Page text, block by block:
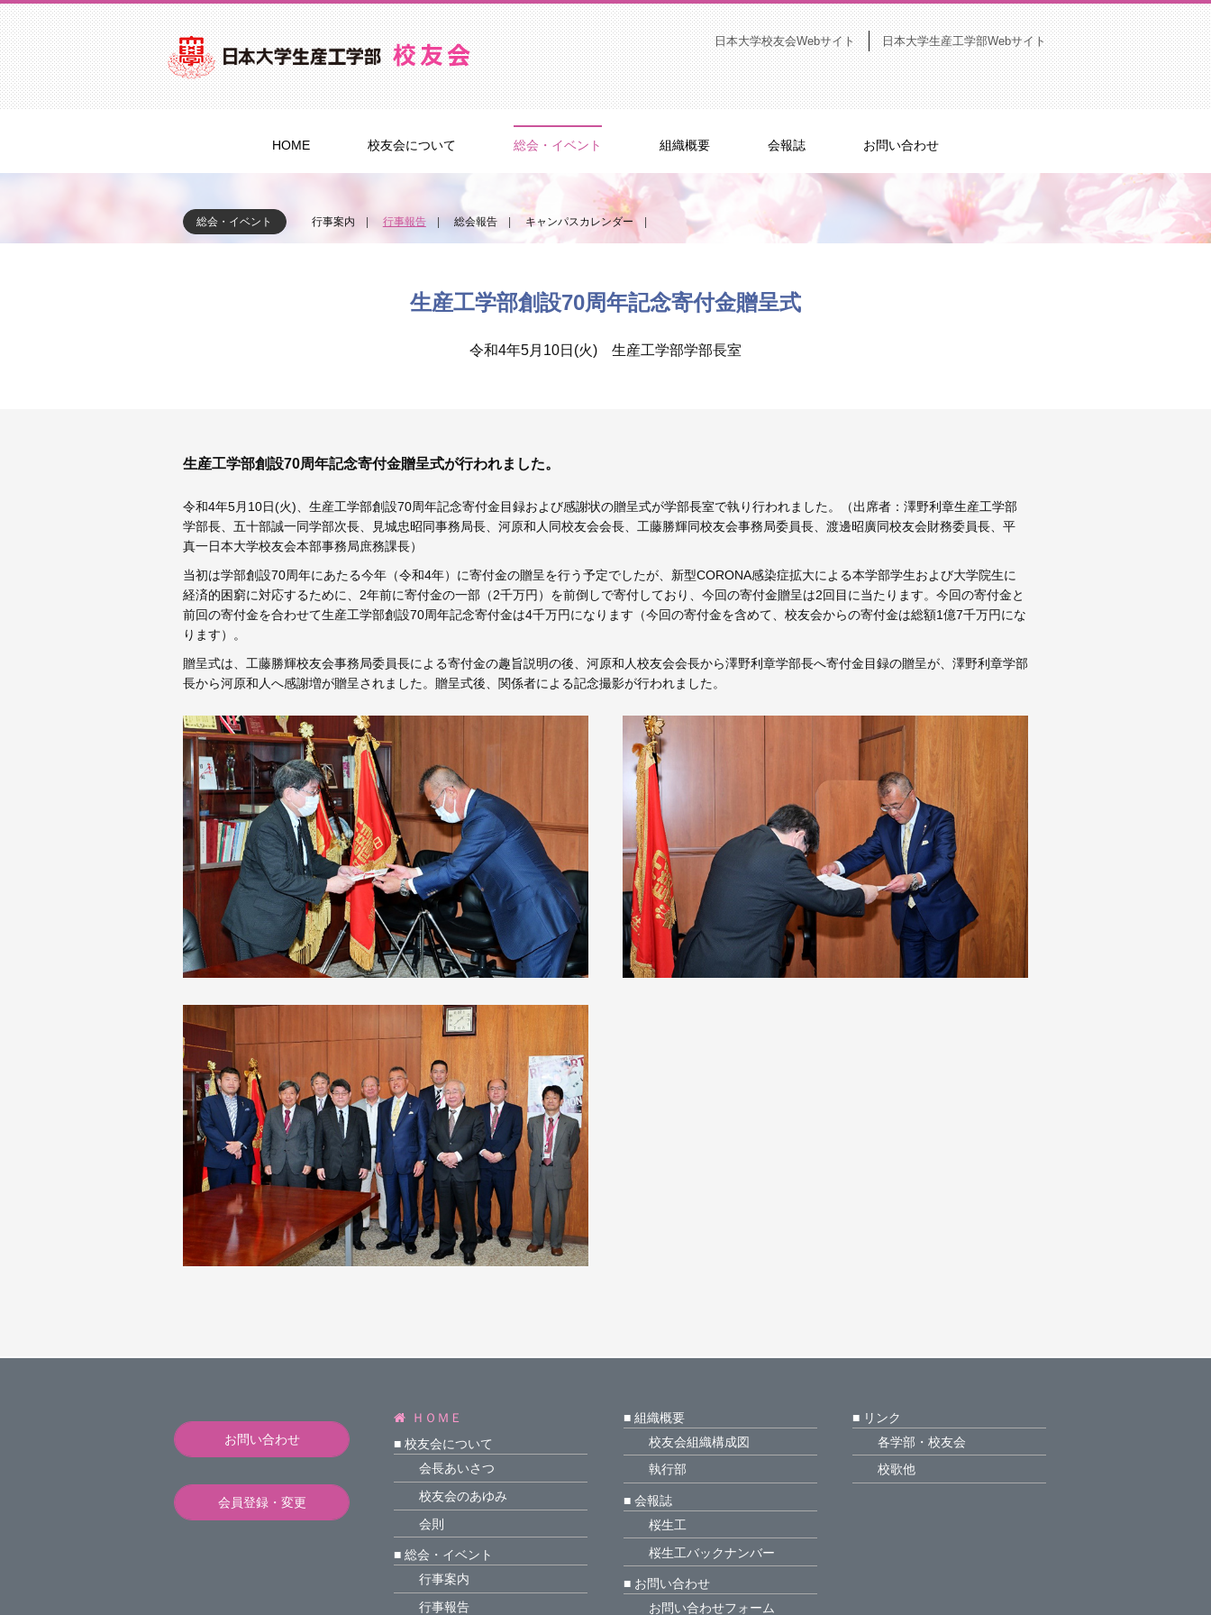
日本大学校友会Webサイト 日本大学生産工学部Webサイト
HOME 校友会について 総会・イベント 組織概要 会報誌 お問い合わせ
総会・イベント 行事案内 行事報告 総会報告 キャンパスカレンダー
生産工学部創設70周年記念寄付金贈呈式
令和4年5月10日(火) 生産工学部学部長室
生産工学部創設70周年記念寄付金贈呈式が行われました。
令和4年5月10日(火)、生産工学部創設70周年記念寄付金目録および感謝状の贈呈式が学部長室で執り行われました。（出席者：澤野利章生産工学部
学部長、五十部誠一同学部次長、見城忠昭同事務局長、河原和人同校友会会長、工藤勝輝同校友会事務局委員長、渡邊昭廣同校友会財務委員長、平
真一日本大学校友会本部事務局庶務課長）
当初は学部創設70周年にあたる今年（令和4年）に寄付金の贈呈を行う予定でしたが、新型CORONA感染症拡大による本学部学生および大学院生に
経済的困窮に対応するために、2年前に寄付金の一部（2千万円）を前倒しで寄付しており、今回の寄付金贈呈は2回目に当たります。今回の寄付金と
前回の寄付金を合わせて生産工学部創設70周年記念寄付金は4千万円になります（今回の寄付金を含めて、校友会からの寄付金は総額1億7千万円にな
ります）。
贈呈式は、工藤勝輝校友会事務局委員長による寄付金の趣旨説明の後、河原和人校友会会長から澤野利章学部長へ寄付金目録の贈呈が、澤野利章学部
長から河原和人へ感謝増が贈呈されました。贈呈式後、関係者による記念撮影が行われました。
お問い合わせ
会員登録・変更
ＨＯＭＥ
■ 校友会について
会長あいさつ
校友会のあゆみ
会則
■ 総会・イベント
行事案内
行事報告
■ 組織概要
校友会組織構成図
執行部
■ 会報誌
桜生工
桜生工バックナンバー
■ お問い合わせ
お問い合わせフォーム
■ リンク
各学部・校友会
校歌他